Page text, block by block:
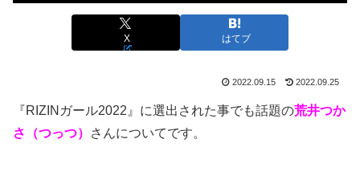
X はてブ
2022.09.15 2022.09.25
『RIZINガール2022』に選出された事でも話題の荒井つか
さ（つっつ）
さんについてです。